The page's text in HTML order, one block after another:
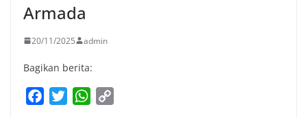
Armada
20/11/2025 admin
Bagikan berita:
W